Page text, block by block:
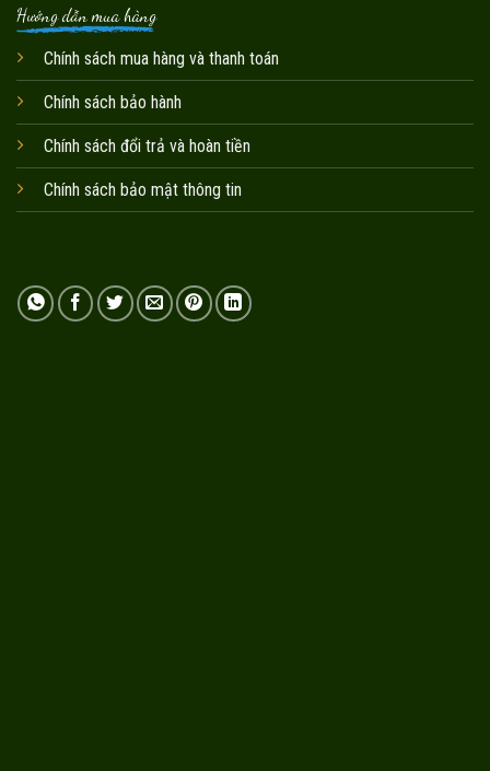
Hướng dẫn mua hàng
Chính sách mua hàng và thanh toán
Chính sách bảo hành
Chính sách đổi trả và hoàn tiền
Chính sách bảo mật thông tin